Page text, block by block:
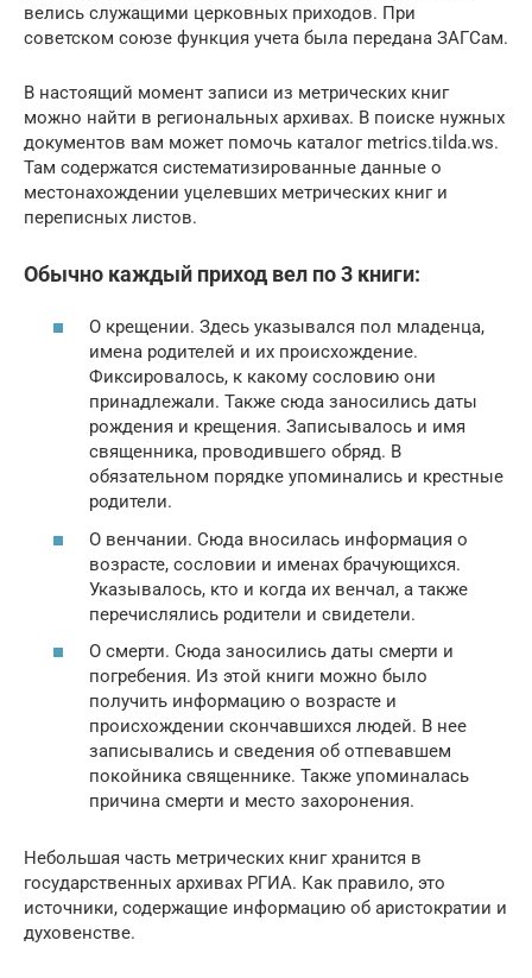
велись служащими церковных приходов. При
советском союзе функция учета была передана ЗАГСам.
В настоящий момент записи из метрических книг
можно найти в региональных архивах. В поиске нужных
документов вам может помочь каталог metrics.tilda.ws.
Там содержатся систематизированные данные о
местонахождении уцелевших метрических книг и
переписных листов.
Обычно каждый приход вел по 3 книги:
О крещении. Здесь указывался пол младенца,
имена родителей и их происхождение.
Фиксировалось, к какому сословию они
принадлежали. Также сюда заносились даты
рождения и крещения. Записывалось и имя
священника, проводившего обряд. В
обязательном порядке упоминались и крестные
родители.
О венчании. Сюда вносилась информация о
возрасте, сословии и именах брачующихся.
Указывалось, кто и когда их венчал, а также
перечислялись родители и свидетели.
О смерти. Сюда заносились даты смерти и
погребения. Из этой книги можно было
получить информацию о возрасте и
происхождении скончавшихся людей. В нее
записывались и сведения об отпевавшем
покойника священнике. Также упоминалась
причина смерти и место захоронения.
Небольшая часть метрических книг хранится в
государственных архивах РГИА. Как правило, это
источники, содержащие информацию об аристократии и
духовенстве.